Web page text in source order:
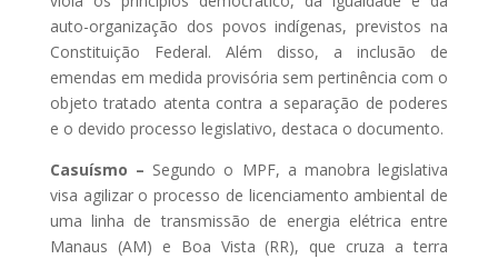
auto-organização dos povos indígenas, previstos na
Constituição Federal. Além disso, a inclusão de
emendas em medida provisória sem pertinência com o
objeto tratado atenta contra a separação de poderes
e o devido processo legislativo, destaca o documento.
Casuísmo – Segundo o MPF, a manobra legislativa
visa agilizar o processo de licenciamento ambiental de
uma linha de transmissão de energia elétrica entre
Manaus (AM) e Boa Vista (RR), que cruza a terra